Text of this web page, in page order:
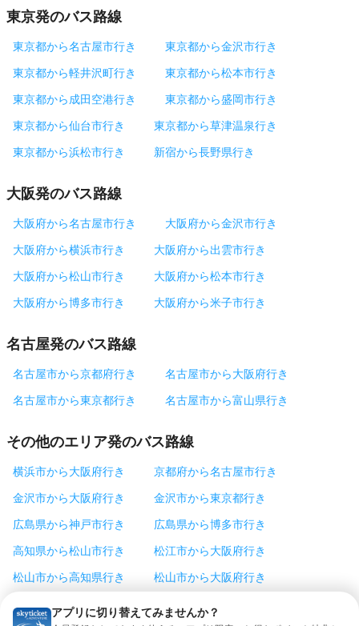
アプリに切り替えてみませんか？
東京発のバス路線
東京都から名古屋市行き
東京都から金沢市行き
東京都から軽井沢町行き
東京都から松本市行き
東京都から成田空港行き
東京都から盛岡市行き
東京都から仙台市行き
東京都から草津温泉行き
東京都から浜松市行き
新宿から長野県行き
大阪発のバス路線
大阪府から名古屋市行き
大阪府から金沢市行き
大阪府から横浜市行き
大阪府から出雲市行き
大阪府から松山市行き
大阪府から松本市行き
大阪府から博多市行き
大阪府から米子市行き
名古屋発のバス路線
名古屋市から京都府行き
名古屋市から大阪府行き
名古屋市から東京都行き
名古屋市から富山県行き
その他のエリア発のバス路線
横浜市から大阪府行き
京都府から名古屋市行き
金沢市から大阪府行き
金沢市から東京都行き
広島県から神戸市行き
広島県から博多市行き
高知県から松山市行き
松江市から大阪府行き
松山市から高知県行き
松山市から大阪府行き
松本市から東京都行き